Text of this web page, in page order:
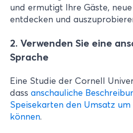
und ermutigt Ihre Gäste,
entdecken und
2. Verwenden Sie eine
Sprache
Eine Studie der Cornell
dass anschauliche
Speisekarten den Umsatz
können.